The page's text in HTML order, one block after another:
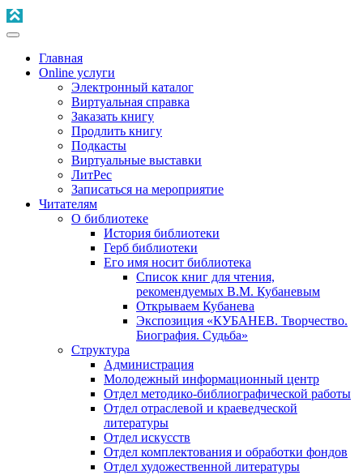
Главная
Online услуги
Электронный каталог
Виртуальная справка
Заказать книгу
Продлить книгу
Подкасты
Виртуальные выставки
ЛитРес
Записаться на мероприятие
Читателям
О библиотеке
История библиотеки
Герб библиотеки
Его имя носит библиотека
Список книг для чтения,
рекомендуемых В.М. Кубаневым
Открываем Кубанева
Экспозиция «КУБАНЕВ. Творчество.
Биография. Судьба»
Структура
Администрация
Молодежный информационный центр
Отдел методико-библиографической работы
Отдел отраслевой и краеведческой
литературы
Отдел искусств
Отдел комплектования и обработки фондов
Отдел художественной литературы